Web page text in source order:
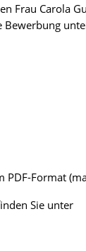
Frau Carola
Bewerbung
PDF-Format
Sie unter